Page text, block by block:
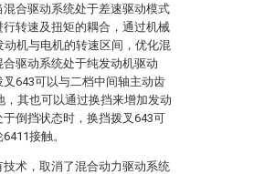
合驱动系统处于差速驱动模式
转速及扭矩的耦合，通过机械
机与电机的转速区间，优化混
驱动系统处于纯发动机驱动
643可以与二档中间轴主动齿
，其也可以通过换挡来增加发动
倒挡状态时，换挡拨叉643可
接触。
术，取消了混合动力驱动系统